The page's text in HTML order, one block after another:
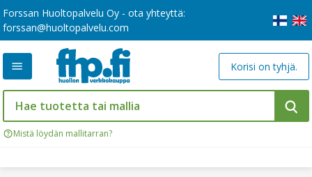
Forssan Huoltopalvelu Oy - ota yhteyttä:
forssan@huoltopalvelu.com
Mistä löydän mallitarran?
Korisi on tyhjä.